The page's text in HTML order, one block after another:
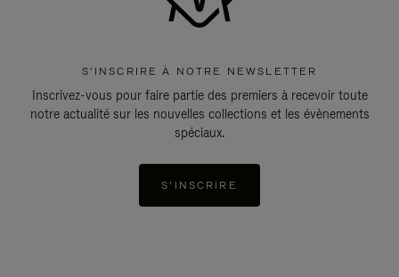
S'INSCRIRE À NOTRE NEWSLETTER
Inscrivez-vous pour faire partie des premiers à recevoir toute
notre actualité sur les nouvelles collections et les évènements
spéciaux.
S'INSCRIRE